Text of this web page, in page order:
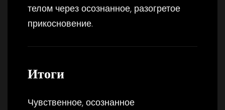
телом через осознанное, разогретое
прикосновение.
Итоги
Чувственное, осознанное